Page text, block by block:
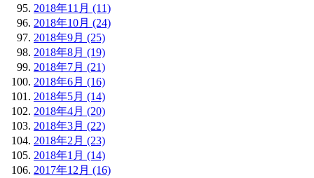
2018年11月 (11)
2018年10月 (24)
2018年9月 (25)
2018年8月 (19)
2018年7月 (21)
2018年6月 (16)
2018年5月 (14)
2018年4月 (20)
2018年3月 (22)
2018年2月 (23)
2018年1月 (14)
2017年12月 (16)